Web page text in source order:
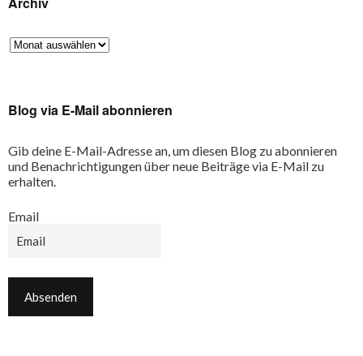
Blog via E-Mail abonnieren
Gib deine E-Mail-Adresse an, um diesen Blog zu abonnieren
und Benachrichtigungen über neue Beiträge via E-Mail zu
erhalten.
Email